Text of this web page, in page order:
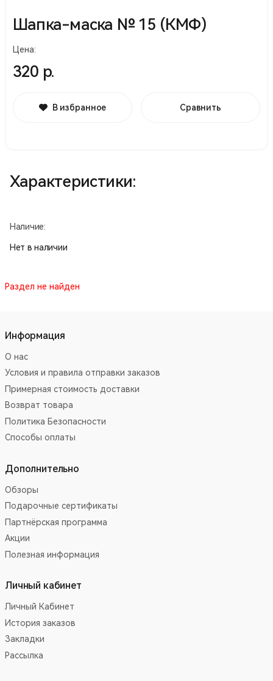
Шапка-маска № 15 (КМФ)
Цена:
320 р.
В избранное Сравнить
Характеристики:
Наличие:
Нет в наличии
Раздел не найден
Информация
О нас
Условия и правила отправки заказов
Примерная стоимость доставки
Возврат товара
Политика Безопасности
Способы оплаты
Дополнительно
Обзоры
Подарочные сертификаты
Партнёрская программа
Акции
Полезная информация
Личный кабинет
Личный Кабинет
История заказов
Закладки
Рассылка